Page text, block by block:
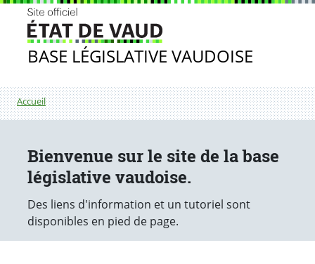
BASE LÉGISLATIVE VAUDOISE
File d'Ariane
Accueil
Bienvenue sur le site de la base
législative vaudoise.
Des liens d'information et un tutoriel sont
disponibles en pied de page.